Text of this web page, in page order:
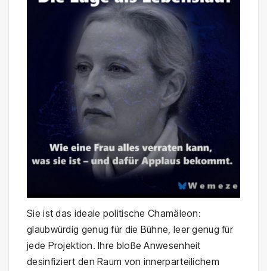
Sie ist das ideale politische Chamäleon:
glaubwürdig genug für die Bühne, leer genug für
jede Projektion. Ihre bloße Anwesenheit
desinfiziert den Raum von innerparteilichem